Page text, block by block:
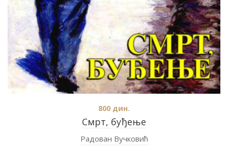
Смрт, буђење
800 дин.
Радован Вучковић